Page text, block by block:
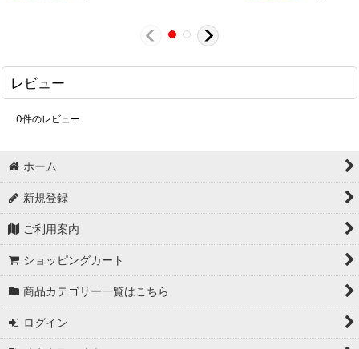
レビュー
0件のレビュー
ホーム
新規登録
ご利用案内
ショッピングカート
商品カテゴリー一覧はこちら
ログイン